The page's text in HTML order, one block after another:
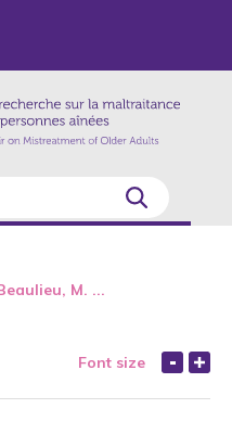
M. ...
Font size